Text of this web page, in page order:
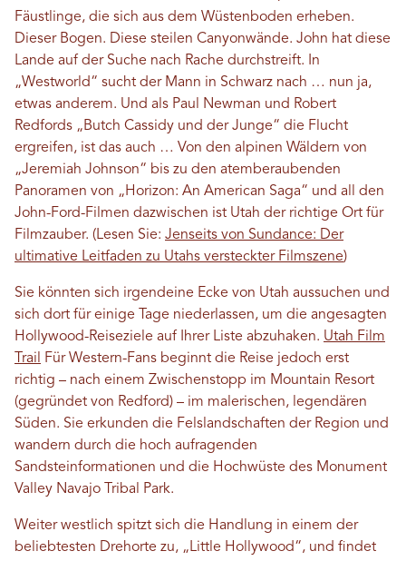
Fäustlinge, die sich aus dem Wüstenboden erheben.
Dieser Bogen. Diese steilen Canyonwände. John hat diese
Lande auf der Suche nach Rache durchstreift. In
„Westworld“ sucht der Mann in Schwarz nach … nun ja,
etwas anderem. Und als Paul Newman und Robert
Redfords „Butch Cassidy und der Junge“ die Flucht
ergreifen, ist das auch … Von den alpinen Wäldern von
„Jeremiah Johnson“ bis zu den atemberaubenden
Panoramen von „Horizon: An American Saga“ und all den
John-Ford-Filmen dazwischen ist Utah der richtige Ort für
Filmzauber. (Lesen Sie: Jenseits von Sundance: Der
ultimative Leitfaden zu Utahs versteckter Filmszene)
Sie könnten sich irgendeine Ecke von Utah aussuchen und
sich dort für einige Tage niederlassen, um die angesagten
Hollywood-Reiseziele auf Ihrer Liste abzuhaken. Utah Film
Trail
Für Western-Fans beginnt die Reise jedoch erst
richtig – nach einem Zwischenstopp im Mountain Resort
(gegründet von Redford) – im malerischen, legendären
Süden. Sie erkunden die Felslandschaften der Region und
wandern durch die hoch aufragenden
Sandsteinformationen und die Hochwüste des Monument
Valley Navajo Tribal Park.
Weiter westlich spitzt sich die Handlung in einem der
beliebtesten Drehorte zu, „Little Hollywood“, und findet